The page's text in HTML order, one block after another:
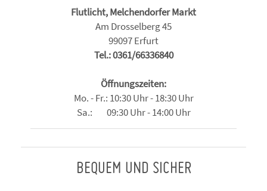
Flutlicht, Melchendorfer Markt
Am Drosselberg 45
99097 Erfurt
Tel.: 0361/66336840
Öffnungszeiten:
Mo. - Fr.: 10:30 Uhr - 18:30 Uhr
Sa.: 09:30 Uhr - 14:00 Uhr
BEQUEM UND SICHER